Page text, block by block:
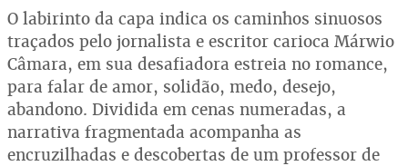
O labirinto da capa indica os caminhos sinuosos
traçados pelo jornalista e escritor carioca Márwio
Câmara, em sua desafiadora estreia no romance,
para falar de amor, solidão, medo, desejo,
abandono. Dividida em cenas numeradas, a
narrativa fragmentada acompanha as
encruzilhadas e descobertas de um professor de